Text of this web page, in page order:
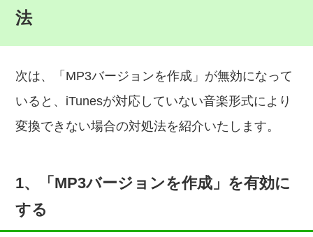
法
次は、「MP3バージョンを作成」が無効になって
いると、iTunesが対応していない音楽形式により
変換できない場合の対処法を紹介いたします。
1、「MP3バージョンを作成」を有効に
する